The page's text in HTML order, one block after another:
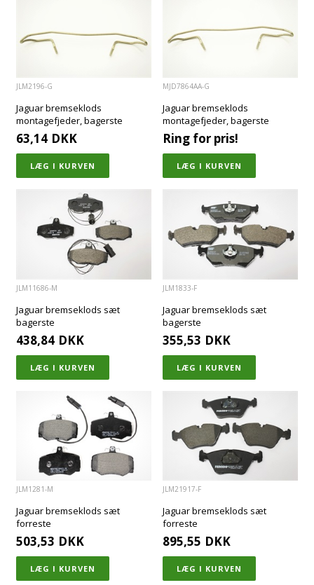
JLM2196-G
Jaguar bremseklods
montagefjeder, bagerste
63,14 DKK
MJD7864AA-G
Jaguar bremseklods
montagefjeder, bagerste
Ring for pris!
JLM11686-M
Jaguar bremseklods sæt
bagerste
438,84 DKK
JLM1833-F
Jaguar bremseklods sæt
bagerste
355,53 DKK
JLM1281-M
Jaguar bremseklods sæt
forreste
503,53 DKK
JLM21917-F
Jaguar bremseklods sæt
forreste
895,55 DKK